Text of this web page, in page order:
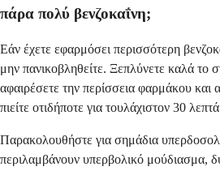
πάρα πολύ βενζοκαΐνη;
Εάν έχετε εφαρμόσει περισσότερη
μην πανικοβληθείτε. Ξεπλύνετε καλά το
αφαιρέσετε την περίσσεια φαρμάκου και
πιείτε οτιδήποτε για τουλάχιστον 30
Παρακολουθήστε για σημάδια
περιλαμβάνουν υπερβολικό μούδιασμα,